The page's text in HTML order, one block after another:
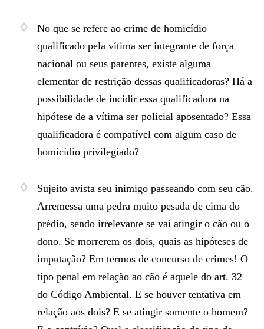
No que se refere ao crime de homicídio
qualificado pela vítima ser integrante de força
nacional ou seus parentes, existe alguma
elementar de restrição dessas qualificadoras? Há a
possibilidade de incidir essa qualificadora na
hipótese de a vítima ser policial aposentado? Essa
qualificadora é compatível com algum caso de
homicídio privilegiado?
Sujeito avista seu inimigo passeando com seu cão.
Arremessa uma pedra muito pesada de cima do
prédio, sendo irrelevante se vai atingir o cão ou o
dono. Se morrerem os dois, quais as hipóteses de
imputação? Em termos de concurso de crimes! O
tipo penal em relação ao cão é aquele do art. 32
do Código Ambiental. E se houver tentativa em
relação aos dois? E se atingir somente o homem?